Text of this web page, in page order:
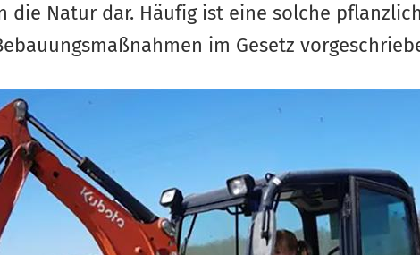
die Natur dar. Häufig ist eine solche
im Gesetz